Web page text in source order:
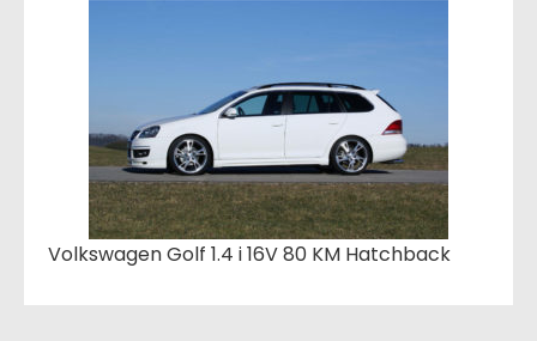
Volkswagen Golf 1.4 i 16V 80 KM Hatchback